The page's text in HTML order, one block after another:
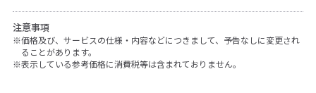
注意事項
価格及び、サービスの仕様・内容などにつきまして、予告なしに変更され
ることがあります。
表示している参考価格に消費税等は含まれておりません。